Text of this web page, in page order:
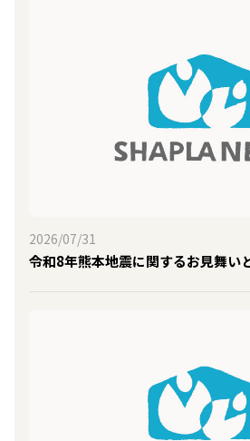
2026/07/31
令和8年熊本地震に関するお見舞い